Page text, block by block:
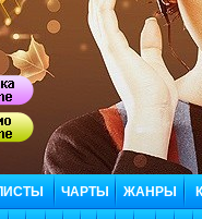
ЧАРТЫ ЖАНРЫ